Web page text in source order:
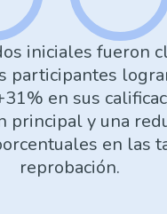
iniciales fueron
participantes
en sus
principal y una
en las
reprobación.